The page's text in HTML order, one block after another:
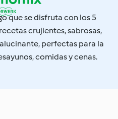
que se disfruta con los 5
crujientes, sabrosas,
perfectas para la
comidas y cenas.